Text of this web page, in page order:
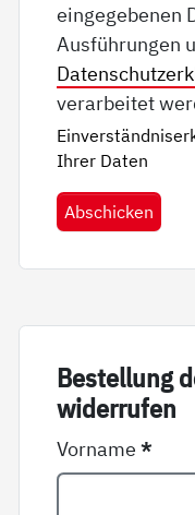
eingegebenen
Ausführungen
verarbeitet
Ihrer Daten
Abschicken
Be­stel­lung
wi­der­ru­fen
Vorname*